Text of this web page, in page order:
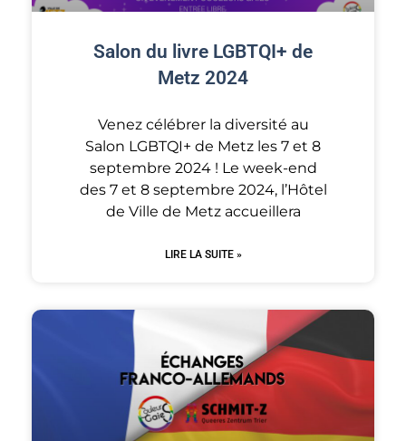
Salon du livre LGBTQI+ de
Metz 2024
Venez célébrer la diversité au
Salon LGBTQI+ de Metz les 7 et 8
septembre 2024 ! Le week-end
des 7 et 8 septembre 2024, l’Hôtel
de Ville de Metz accueillera
LIRE LA SUITE »